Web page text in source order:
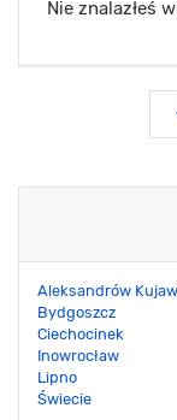
Nie znalazłeś
Aleksandrów
Bydgoszcz
Ciechocinek
Inowrocław
Lipno
Świecie